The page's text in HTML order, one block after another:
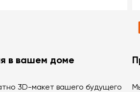
в вашем доме
3D-макет вашего будущего